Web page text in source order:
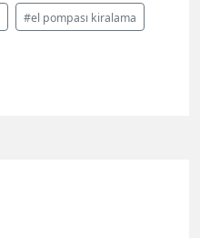
#el pompası kiralama